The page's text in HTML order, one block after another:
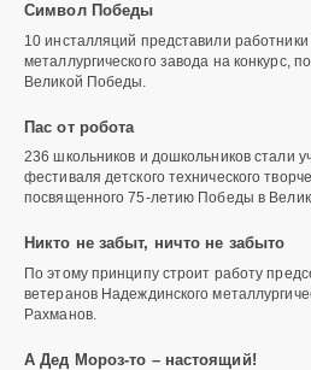
Символ Победы
10 инсталляций представили
металлургического завода на конкурс,
Великой Победы.
Пас от робота
236 школьников и дошкольников стали
фестиваля детского технического
посвященного 75-летию Победы в
Никто не забыт, ничто не забыто
По этому принципу строит работу
ветеранов Надеждинского
Рахманов.
А Дед Мороз-то – настоящий!